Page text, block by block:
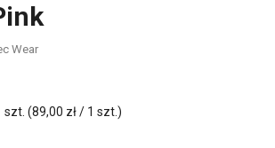
Wear
(89,00 zł / 1 szt.)